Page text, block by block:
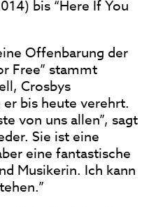
bis “Here If You
Offenbarung der
Free” stammt
Crosbys
bis heute verehrt.
von uns allen”, sagt
Sie ist eine
eine fantastische
Musikerin. Ich kann